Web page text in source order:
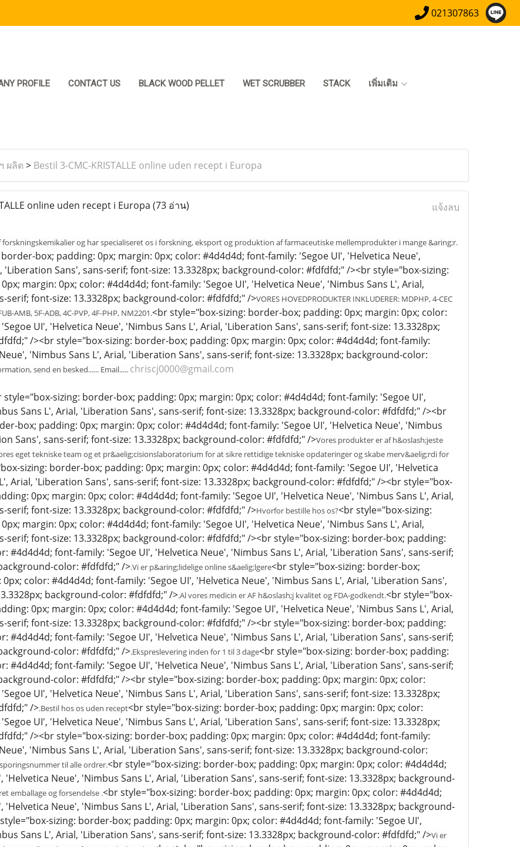
021307863
PROFILE CONTACT US BLACK WOOD PELLET WET SCRUBBER STACK เพิ่มเติม
ผลิต > Bestil 3-CMC-KRISTALLE online uden recept i Europa
online uden recept i Europa (73 อ่าน) แจ้งลบ
forskningskemikalier og har specialiseret os i forskning, eksport og produktion af farmaceutiske mellemprodukter i mange &aring;r.
box; padding: 0px; margin: 0px; color: #4d4d4d; font-family: 'Segoe UI', 'Helvetica Neue',
'Liberation Sans', sans-serif; font-size: 13.3328px; background-color: #fdfdfd;" /><br style="box-sizing:
margin: 0px; color: #4d4d4d; font-family: 'Segoe UI', 'Helvetica Neue', 'Nimbus Sans L', Arial,
serif; font-size: 13.3328px; background-color: #fdfdfd;" />VORES HOVEDPRODUKTER INKLUDERER: MDPHP, 4-CEC
AMB, 5F-ADB, 4C-PVP, 4F-PHP, NM2201.<br style="box-sizing: border-box; padding: 0px; margin: 0px; color:
UI', 'Helvetica Neue', 'Nimbus Sans L', Arial, 'Liberation Sans', sans-serif; font-size: 13.3328px;
/><br style="box-sizing: border-box; padding: 0px; margin: 0px; color: #4d4d4d; font-family:
'Nimbus Sans L', Arial, 'Liberation Sans', sans-serif; font-size: 13.3328px; background-color:
send en besked...... Email..... chriscj0000@gmail.com
style="box-sizing: border-box; padding: 0px; margin: 0px; color: #4d4d4d; font-family: 'Segoe UI',
Sans L', Arial, 'Liberation Sans', sans-serif; font-size: 13.3328px; background-color: #fdfdfd;" /><br
box; padding: 0px; margin: 0px; color: #4d4d4d; font-family: 'Segoe UI', 'Helvetica Neue', 'Nimbus
Sans', sans-serif; font-size: 13.3328px; background-color: #fdfdfd;" />Vores produkter er af h&oslash;jeste
eget tekniske team og et pr&aelig;cisionslaboratorium for at sikre rettidige tekniske opdateringer og skabe merv&aelig;rdi for
sizing: border-box; padding: 0px; margin: 0px; color: #4d4d4d; font-family: 'Segoe UI', 'Helvetica
Arial, 'Liberation Sans', sans-serif; font-size: 13.3328px; background-color: #fdfdfd;" /><br style="box-
0px; margin: 0px; color: #4d4d4d; font-family: 'Segoe UI', 'Helvetica Neue', 'Nimbus Sans L', Arial,
serif; font-size: 13.3328px; background-color: #fdfdfd;" />Hvorfor bestille hos os?<br style="box-sizing:
margin: 0px; color: #4d4d4d; font-family: 'Segoe UI', 'Helvetica Neue', 'Nimbus Sans L', Arial,
serif; font-size: 13.3328px; background-color: #fdfdfd;" /><br style="box-sizing: border-box; padding:
#4d4d4d; font-family: 'Segoe UI', 'Helvetica Neue', 'Nimbus Sans L', Arial, 'Liberation Sans', sans-serif;
color: #fdfdfd;" />.Vi er p&aring;lidelige online s&aelig;lgere<br style="box-sizing: border-box;
color: #4d4d4d; font-family: 'Segoe UI', 'Helvetica Neue', 'Nimbus Sans L', Arial, 'Liberation Sans',
background-color: #fdfdfd;" />.Al vores medicin er AF h&oslash;j kvalitet og FDA-godkendt.<br style="box-
0px; margin: 0px; color: #4d4d4d; font-family: 'Segoe UI', 'Helvetica Neue', 'Nimbus Sans L', Arial,
serif; font-size: 13.3328px; background-color: #fdfdfd;" /><br style="box-sizing: border-box; padding:
#4d4d4d; font-family: 'Segoe UI', 'Helvetica Neue', 'Nimbus Sans L', Arial, 'Liberation Sans', sans-serif;
color: #fdfdfd;" />.Ekspreslevering inden for 1 til 3 dage<br style="box-sizing: border-box; padding:
#4d4d4d; font-family: 'Segoe UI', 'Helvetica Neue', 'Nimbus Sans L', Arial, 'Liberation Sans', sans-serif;
color: #fdfdfd;" /><br style="box-sizing: border-box; padding: 0px; margin: 0px; color:
UI', 'Helvetica Neue', 'Nimbus Sans L', Arial, 'Liberation Sans', sans-serif; font-size: 13.3328px;
/>.Bestil hos os uden recept<br style="box-sizing: border-box; padding: 0px; margin: 0px; color:
UI', 'Helvetica Neue', 'Nimbus Sans L', Arial, 'Liberation Sans', sans-serif; font-size: 13.3328px;
/><br style="box-sizing: border-box; padding: 0px; margin: 0px; color: #4d4d4d; font-family:
'Nimbus Sans L', Arial, 'Liberation Sans', sans-serif; font-size: 13.3328px; background-color:
til alle ordrer.<br style="box-sizing: border-box; padding: 0px; margin: 0px; color: #4d4d4d;
'Helvetica Neue', 'Nimbus Sans L', Arial, 'Liberation Sans', sans-serif; font-size: 13.3328px; background-
emballage og forsendelse .<br style="box-sizing: border-box; padding: 0px; margin: 0px; color: #4d4d4d;
'Helvetica Neue', 'Nimbus Sans L', Arial, 'Liberation Sans', sans-serif; font-size: 13.3328px; background-
sizing: border-box; padding: 0px; margin: 0px; color: #4d4d4d; font-family: 'Segoe UI',
Sans L', Arial, 'Liberation Sans', sans-serif; font-size: 13.3328px; background-color: #fdfdfd;" />Vi er